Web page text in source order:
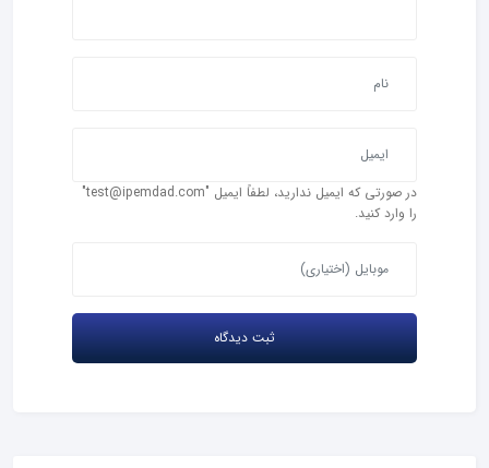
در صورتی که ایمیل ندارید، لطفاً ایمیل "test@ipemdad.com"
را وارد کنید.